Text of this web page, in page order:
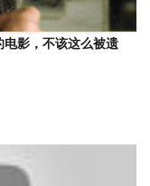
电影，不该这么被遗